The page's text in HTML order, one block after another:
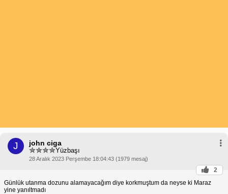
J john ciga
Yüzbaşı
28 Aralık 2023 Perşembe 18:04:43 (1979 mesaj)
2
Günlük utanma dozunu alamayacağım diye korkmuştum da neyse ki Maraz
yine yanıltmadı